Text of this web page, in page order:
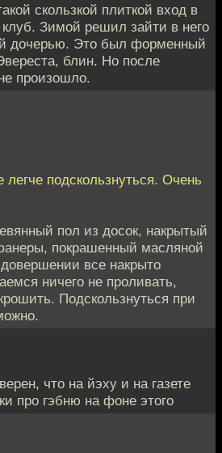
скользкой плиткой вход в
Зимой решил зайти в него
дочерью. Это был форменный
блин. Но после
произошло.
подскользнуться. Очень
пол из досок, накрытый
покрашенный масляной
все накрыто
ничего не проливать,
Подскользнуться при
что на йэху и на газете
про гэбню на фоне этого